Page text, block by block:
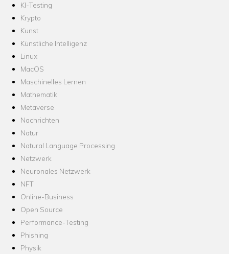
KI-Testing
Krypto
Kunst
Künstliche Intelligenz
Linux
MacOS
Maschinelles Lernen
Mathematik
Metaverse
Nachrichten
Natur
Natural Language Processing
Netzwerk
Neuronales Netzwerk
NFT
Online-Business
Open Source
Performance-Testing
Phishing
Physik